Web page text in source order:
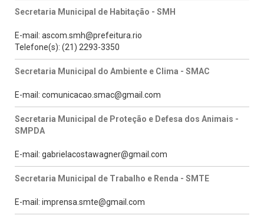
Secretaria Municipal de Habitação - SMH
E-mail: ascom.smh@prefeitura.rio
Telefone(s): (21) 2293-3350
Secretaria Municipal do Ambiente e Clima - SMAC
E-mail: comunicacao.smac@gmail.com
Secretaria Municipal de Proteção e Defesa dos Animais -
SMPDA
E-mail: gabrielacostawagner@gmail.com
Secretaria Municipal de Trabalho e Renda - SMTE
E-mail: imprensa.smte@gmail.com